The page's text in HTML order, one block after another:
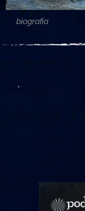
biografia